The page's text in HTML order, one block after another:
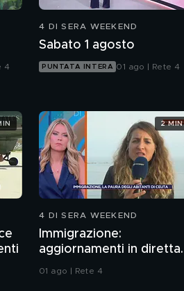
4
4 DI SERA WEEKEND
Sabato 1 agosto
PUNTATA INTERA 01 ago | Rete 4
4 DI SERA WEEKEND
Immigrazione:
aggiornamenti in diretta
da Ceuta
01 ago | Rete 4
2 MIN